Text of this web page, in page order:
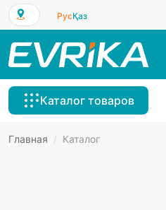
РусҚаз
Каталог товаров
Главная / Каталог